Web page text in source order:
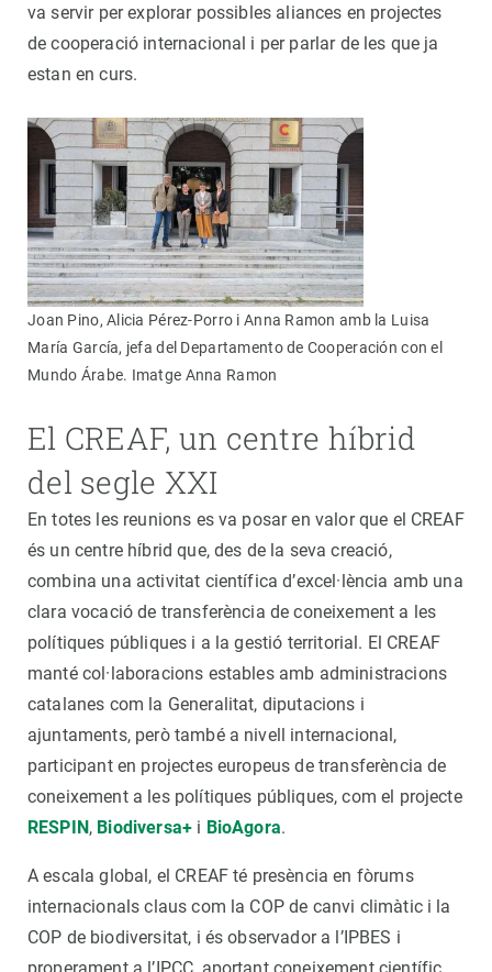
va servir per explorar possibles aliances en projectes
de cooperació internacional i per parlar de les que ja
estan en curs.
Joan Pino, Alicia Pérez-Porro i Anna Ramon amb la Luisa
María García, jefa del Departamento de Cooperación con el
Mundo Árabe. Imatge Anna Ramon
El CREAF, un centre híbrid
del segle XXI
En totes les reunions es va posar en valor que el CREAF
és un centre híbrid que, des de la seva creació,
combina una activitat científica d’excel·lència amb una
clara vocació de transferència de coneixement a les
polítiques públiques i a la gestió territorial. El CREAF
manté col·laboracions estables amb administracions
catalanes com la Generalitat, diputacions i
ajuntaments, però també a nivell internacional,
participant en projectes europeus de transferència de
coneixement a les polítiques públiques, com el projecte
RESPIN, Biodiversa+ i BioAgora.
A escala global, el CREAF té presència en fòrums
internacionals claus com la COP de canvi climàtic i la
COP de biodiversitat, i és observador a l’IPBES i